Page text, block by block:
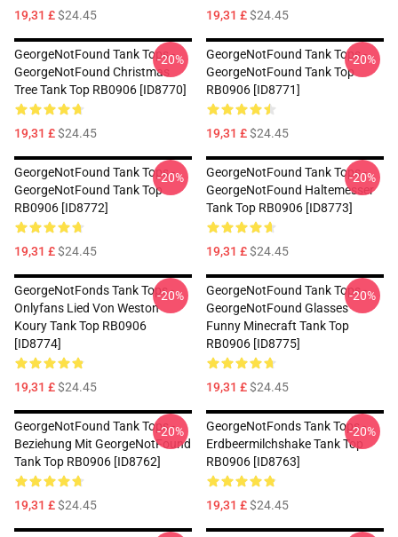
19,31 £$24.45 19,31 £$24.45
GeorgeNotFound Tank Tops -
GeorgeNotFound Christmas
Tree Tank Top RB0906 [ID8770]
19,31 £$24.45
-20%
GeorgeNotFound Tank Tops -
GeorgeNotFound Tank Top
RB0906 [ID8771]
19,31 £$24.45
-20%
GeorgeNotFound Tank Tops -
GeorgeNotFound Tank Top
RB0906 [ID8772]
19,31 £$24.45
-20%
GeorgeNotFound Tank Tops -
GeorgeNotFound Haltemesser
Tank Top RB0906 [ID8773]
19,31 £$24.45
-20%
GeorgeNotFonds Tank Tops -
Onlyfans Lied Von Weston
Koury Tank Top RB0906
[ID8774]
19,31 £$24.45
-20%
GeorgeNotFound Tank Tops -
GeorgeNotFound Glasses
Funny Minecraft Tank Top
RB0906 [ID8775]
19,31 £$24.45
-20%
GeorgeNotFound Tank Tops -
Beziehung Mit GeorgeNotFound
Tank Top RB0906 [ID8762]
19,31 £$24.45
-20%
GeorgeNotFonds Tank Tops -
Erdbeermilchshake Tank Top
RB0906 [ID8763]
19,31 £$24.45
-20%